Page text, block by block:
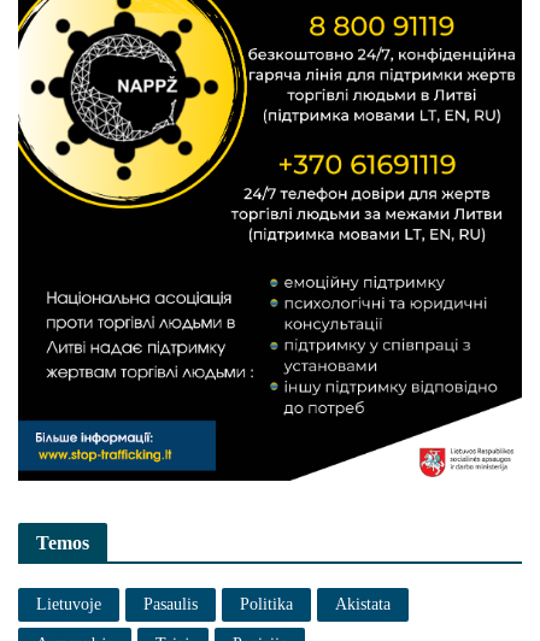
Temos
Lietuvoje Pasaulis Politika Akistata